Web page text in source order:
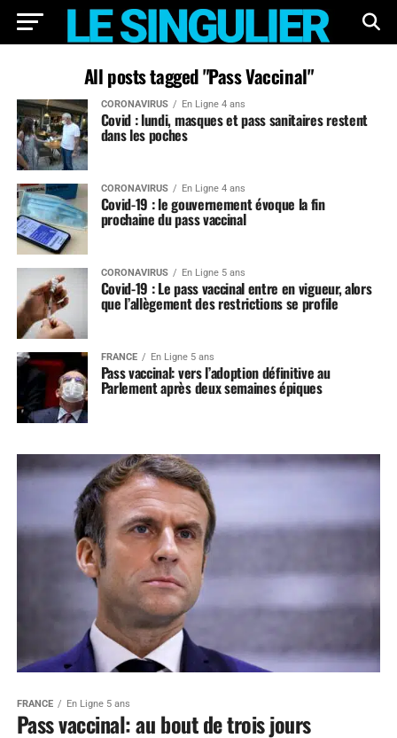
All posts tagged "Pass Vaccinal"
CORONAVIRUS En Ligne 4 ans
Covid : lundi, masques et pass sanitaires restent
dans les poches
CORONAVIRUS En Ligne 4 ans
Covid-19 : le gouvernement évoque la fin
prochaine du pass vaccinal
CORONAVIRUS En Ligne 5 ans
Covid-19 : Le pass vaccinal entre en vigueur, alors
que l’allègement des restrictions se profile
FRANCE En Ligne 5 ans
Pass vaccinal: vers l’adoption définitive au
Parlement après deux semaines épiques
FRANCE En Ligne 5 ans
Pass vaccinal: au bout de trois jours